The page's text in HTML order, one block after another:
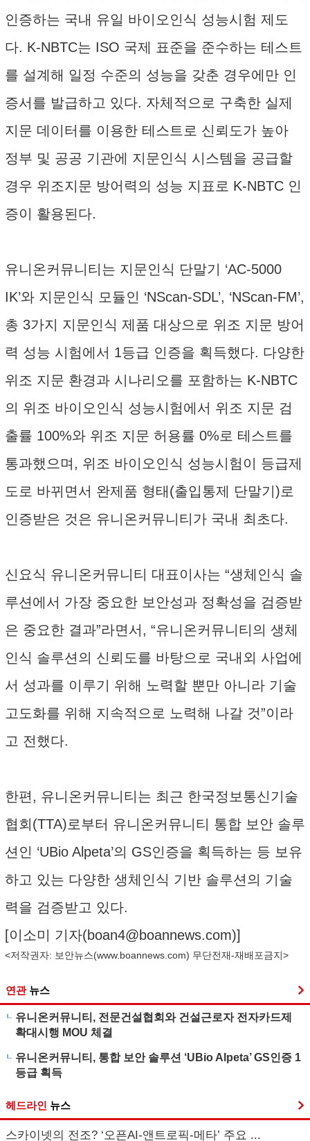
인증하는 국내 유일 바이오인식 성능시험 제도
다. K-NBTC는 ISO 국제 표준을 준수하는 테스트
를 설계해 일정 수준의 성능을 갖춘 경우에만 인
증서를 발급하고 있다. 자체적으로 구축한 실제
지문 데이터를 이용한 테스트로 신뢰도가 높아
정부 및 공공 기관에 지문인식 시스템을 공급할
경우 위조지문 방어력의 성능 지표로 K-NBTC 인
증이 활용된다.
유니온커뮤니티는 지문인식 단말기 ‘AC-5000
IK’와 지문인식 모듈인 ‘NScan-SDL’, ‘NScan-FM’,
총 3가지 지문인식 제품 대상으로 위조 지문 방어
력 성능 시험에서 1등급 인증을 획득했다. 다양한
위조 지문 환경과 시나리오를 포함하는 K-NBTC
의 위조 바이오인식 성능시험에서 위조 지문 검
출률 100%와 위조 지문 허용률 0%로 테스트를
통과했으며, 위조 바이오인식 성능시험이 등급제
도로 바뀌면서 완제품 형태(출입통제 단말기)로
인증받은 것은 유니온커뮤니티가 국내 최초다.
신요식 유니온커뮤니티 대표이사는 “생체인식 솔
루션에서 가장 중요한 보안성과 정확성을 검증받
은 중요한 결과”라면서, “유니온커뮤니티의 생체
인식 솔루션의 신뢰도를 바탕으로 국내외 사업에
서 성과를 이루기 위해 노력할 뿐만 아니라 기술
고도화를 위해 지속적으로 노력해 나갈 것”이라
고 전했다.
한편, 유니온커뮤니티는 최근 한국정보통신기술
협회(TTA)로부터 유니온커뮤니티 통합 보안 솔루
션인 ‘UBio Alpeta’의 GS인증을 획득하는 등 보유
하고 있는 다양한 생체인식 기반 솔루션의 기술
력을 검증받고 있다.
[이소미 기자(boan4@boannews.com)]
<저작권자: 보안뉴스(www.boannews.com) 무단전재-재배포금지>
연관 뉴스
유니온커뮤니티, 전문건설협회와 건설근로자 전자카드제
확대시행 MOU 체결
유니온커뮤니티, 통합 보안 솔루션 ‘UBio Alpeta’ GS인증 1
등급 획득
헤드라인 뉴스
스카이넷의 전조? ‘오픈AI-앤트로픽-메타’ 주요 ...